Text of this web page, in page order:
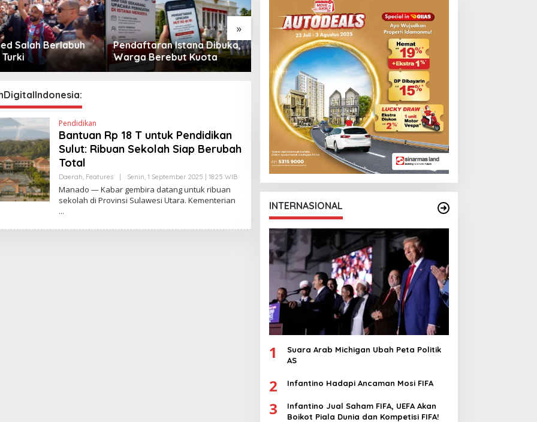
»
Istana Dibuka,
Kuota
Suara Arab Michigan Ubah
Peta Politik AS
Debut Manis Jeremy
Monga Bersama
Manchester City
Pendidikan
Bantuan Rp 18 T untuk Pendidikan
Sulut: Ribuan Sekolah Siap Berubah
Total
Daerah, Features | Senin, 1 September 2025 | 18:25 WIBO
N
Manado — Kabar gembira datang untuk ribuan
sekolah di Provinsi Sulawesi Utara. Kementerian
INTERNASIONAL
1
Suara Arab Michigan Ubah Peta Politik
AS
2 Infantino Hadapi Ancaman Mosi FIFA
3
Infantino Jual Saham FIFA, UEFA Akan
Boikot Piala Dunia dan Kompetisi FIFA!